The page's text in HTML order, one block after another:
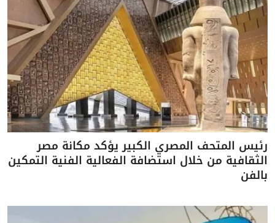
رئيس المتحف المصري الكبير يؤكد مكانة مصر
الثقافية من خلال استضافة الفعالية الفنية التمكين
بالفن